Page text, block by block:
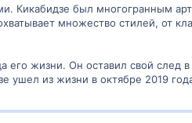
Кикабидзе был многогранным
множество стилей, от
его жизни. Он оставил свой след
ушел из жизни в октябре 2019